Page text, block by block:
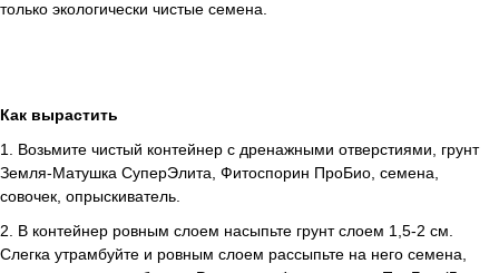
только экологически чистые семена.
Как вырастить
1. Возьмите чистый контейнер с дренажными отверстиями, грунт
Земля-Матушка СуперЭлита, Фитоспорин ПроБио, семена,
совочек, опрыскиватель.
2. В контейнер ровным слоем насыпьте грунт слоем 1,5-2 см.
Слегка утрамбуйте и ровным слоем рассыпьте на него семена,